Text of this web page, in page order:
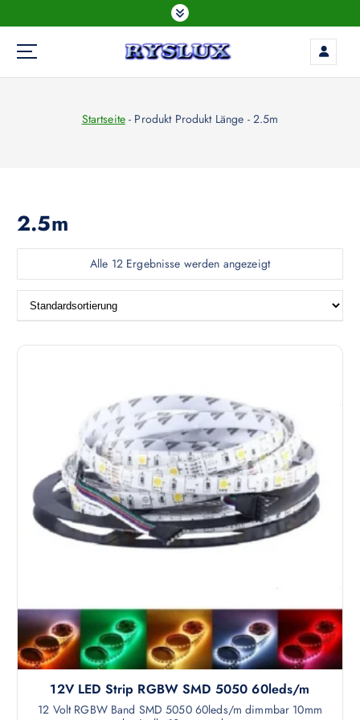
u
n
LED Beleuchtung
Startseite - Produkt Produkt Länge - 2.5m
2.5m
Alle 12 Ergebnisse werden angezeigt
12V LED Strip RGBW SMD 5050 60leds/m
12 Volt RGBW Band SMD 5050 60leds/m dimmbar 10mm